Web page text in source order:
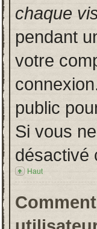
chaque
pendant
votre
public
Si vous
désactivé
Haut